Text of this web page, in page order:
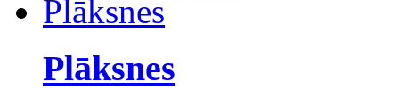
Plāksnes
Plāksnes